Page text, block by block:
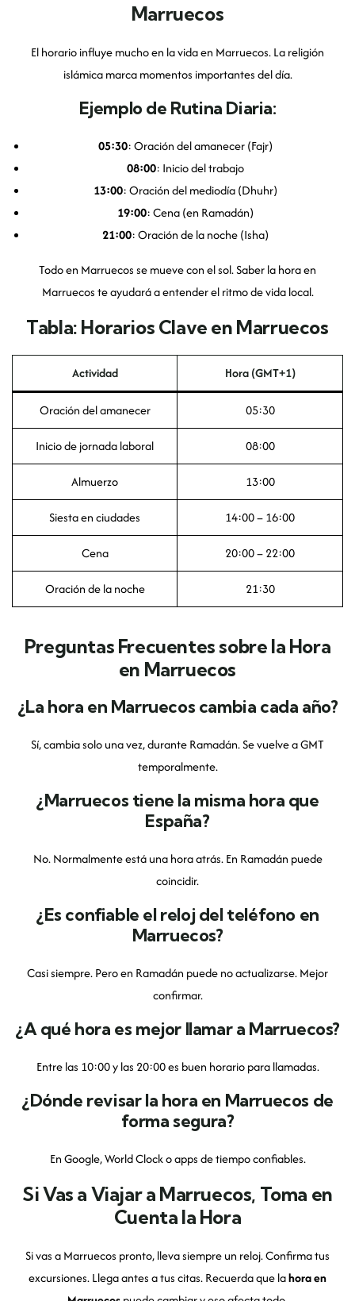
Marruecos
El horario influye mucho en la vida en Marruecos. La religión
islámica marca momentos importantes del día.
Ejemplo de Rutina Diaria:
05:30: Oración del amanecer (Fajr)
08:00: Inicio del trabajo
13:00: Oración del mediodía (Dhuhr)
19:00: Cena (en Ramadán)
21:00: Oración de la noche (Isha)
Todo en Marruecos se mueve con el sol. Saber la hora en
Marruecos te ayudará a entender el ritmo de vida local.
Tabla: Horarios Clave en Marruecos
Actividad Hora (GMT+1)
Oración del amanecer 05:30
Inicio de jornada laboral 08:00
Almuerzo 13:00
Siesta en ciudades 14:00 – 16:00
Cena 20:00 – 22:00
Oración de la noche 21:30
Preguntas Frecuentes sobre la Hora
en Marruecos
¿La hora en Marruecos cambia cada año?
Sí, cambia solo una vez, durante Ramadán. Se vuelve a GMT
temporalmente.
¿Marruecos tiene la misma hora que
España?
No. Normalmente está una hora atrás. En Ramadán puede
coincidir.
¿Es confiable el reloj del teléfono en
Marruecos?
Casi siempre. Pero en Ramadán puede no actualizarse. Mejor
confirmar.
¿A qué hora es mejor llamar a Marruecos?
Entre las 10:00 y las 20:00 es buen horario para llamadas.
¿Dónde revisar la hora en Marruecos de
forma segura?
En Google, World Clock o apps de tiempo confiables.
Si Vas a Viajar a Marruecos, Toma en
Cuenta la Hora
Si vas a Marruecos pronto, lleva siempre un reloj. Confirma tus
excursiones. Llega antes a tus citas. Recuerda que lahora en